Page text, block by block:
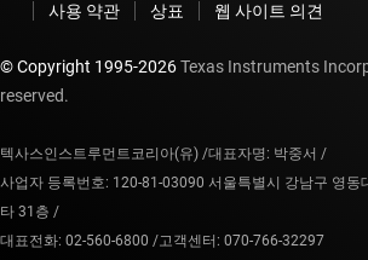
사용 약관
상표 웹 사이트 의견
© Copyright 1995-2026Texas Instruments
reserved.
텍사스인스트루먼트코리아(유) /대표자명: 박중서 /
사업자 등록번호: 120-81-03090 서울특별시 강남구 영동
타 31층 /
대표전화: 02-560-6800 /고객센터: 070-766-32297